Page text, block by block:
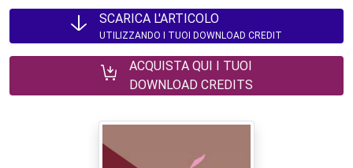
SCARICA L'ARTICOLO
UTILIZZANDO I TUOI DOWNLOAD CREDIT
ACQUISTA QUI I TUOI
DOWNLOAD CREDITS